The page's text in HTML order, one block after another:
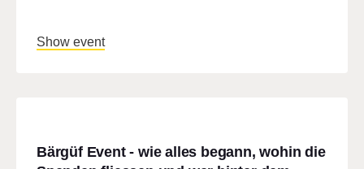
Show event
Bärgüf Event - wie alles begann, wohin die